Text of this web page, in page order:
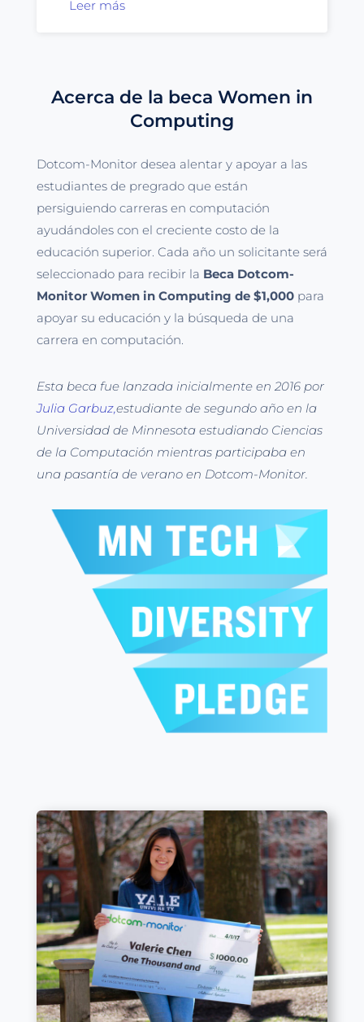
Leer más
Acerca de la beca Women in
Computing
Dotcom-Monitor desea alentar y apoyar a las
estudiantes de pregrado que están
persiguiendo carreras en computación
ayudándoles con el creciente costo de la
educación superior. Cada año un solicitante será
seleccionado para recibir la Beca Dotcom-
Monitor Women in Computing de $1,000para
apoyar su educación y la búsqueda de una
carrera en computación.
Esta beca fue lanzada inicialmente en 2016 por
Julia Garbuz,estudiante de segundo año en la
Universidad de Minnesota estudiando Ciencias
de la Computación mientras participaba en
una pasantía de verano en Dotcom-Monitor.